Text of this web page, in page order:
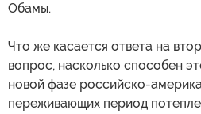
Обамы.
Что же касается ответа на
вопрос, насколько способен
новой фазе российско-
переживающих период